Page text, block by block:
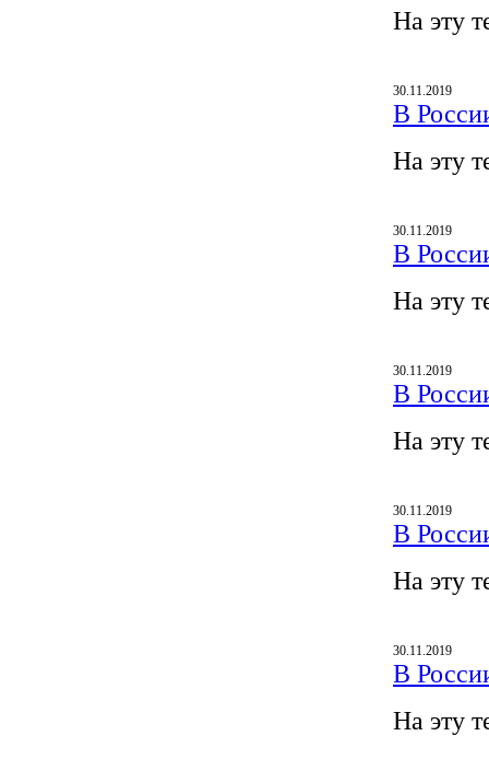
На эту
30.11.2019
В
На эту
30.11.2019
В
На эту
30.11.2019
В
На эту
30.11.2019
В
На эту
30.11.2019
В
На эту